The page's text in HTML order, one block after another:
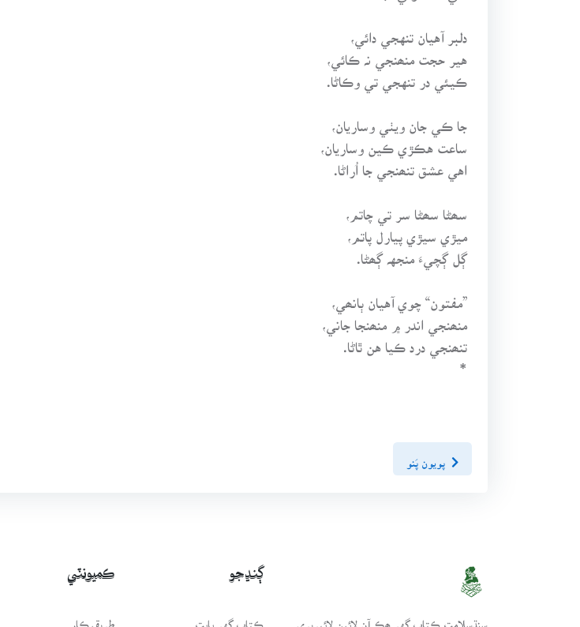
دلبر آهيان تنهجي دائي،
هير حجت منھنجي نہ ڪائي،
ڪيئي در تنهجي تي وڪاڻا.
جا ڪي جان ويٺي وساريان،
ساعت هڪڙي ڪين وساريان،
اهي عشق تنھنجي جا اُراڻا.
سھڻا سھڻا سر تي چاتم،
ميڙي سيڙي پيارل پاتم،
ڳل ڳچيءَ منجهہ ڳھڻا.
”مفتون“ چوي آهيان ٻانھي،
منھنجي اندر ۾ منھنجا جاني،
تنھنجي درد ڪيا هن ٿاڻا.
*
پويون پَنو
سنڌسلامت ڪتاب گهر ھڪ آن لائين لائبريري
ڳنڍجو
ڪتاب گهر بابت
ڪميونٽي
طريقيڪار